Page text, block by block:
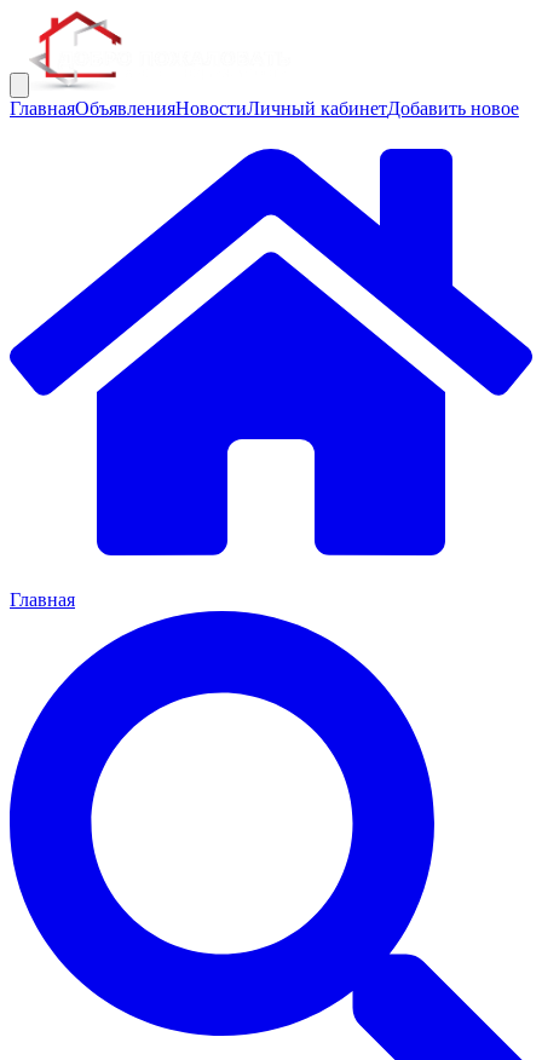
ГлавнаяОбъявленияНовостиЛичный кабинетДобавить новое
Главная